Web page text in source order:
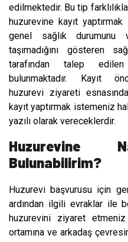
edilmektedir. Bu tip
huzurevine kayıt
genel sağlık durumunu
taşımadığını gösteren
tarafından talep
bulunmaktadır. Kayıt
huzurevi ziyareti
kayıt yaptırmak istemeniz
yazılı olarak vereceklerdir.
Huzurevine
Bulunabilirim?
Huzurevi başvurusu için
ardından ilgili evraklar ile
huzurevini ziyaret
ortamına ve arkadaş